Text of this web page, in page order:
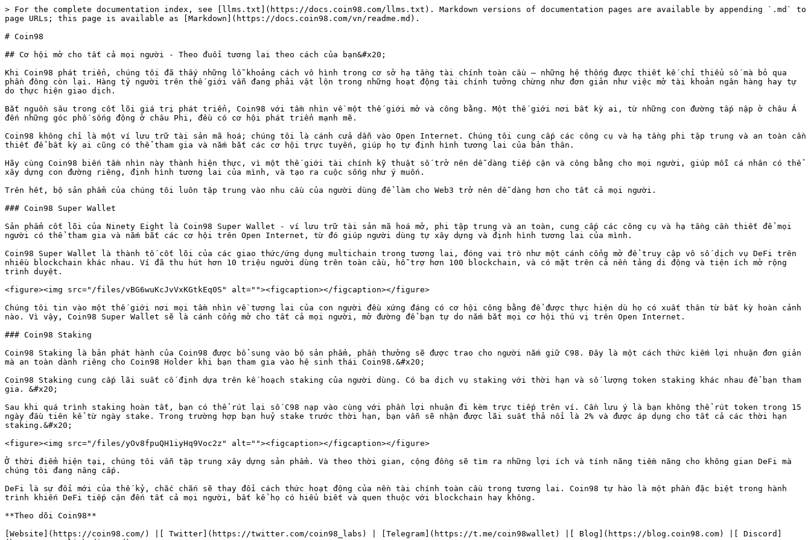
> For the complete documentation index, see [llms.txt](https://docs.coin98.com/llms.txt). Markdown versions of documentation pages are available by appending `.md` to
page URLs; this page is available as [Markdown](https://docs.coin98.com/vn/readme.md).
# Coin98
## Cơ hội mở cho tất cả mọi người - Theo đuổi tương lai theo cách của bạn&#x20;
Khi Coin98 phát triển, chúng tôi đã thấy những lỗ khoảng cách vô hình trong cơ sở hạ tầng tài chính toàn cầu – những hệ thống được thiết kế chỉ thiểu số mà bỏ qua
phần đông còn lại. Hàng tỷ người trên thế giới vẫn đang phải vật lộn trong những hoạt động tài chính tưởng chừng như đơn giản như việc mở tài khoản ngân hàng hay tự
do thực hiện giao dịch.
Bắt nguồn sâu trong cốt lõi giá trị phát triển, Coin98 với tầm nhìn về một thế giới mở và công bằng. Một thế giới nơi bất kỳ ai, từ những con đường tấp nập ở châu Á
đến những góc phố sống động ở châu Phi, đều có cơ hội phát triển mạnh mẽ.
Coin98 không chỉ là một ví lưu trữ tài sản mã hoá; chúng tôi là cánh cửa dẫn vào Open Internet. Chúng tôi cung cấp các công cụ và hạ tầng phi tập trung và an toàn cần
thiết để bất kỳ ai cũng có thể tham gia và nắm bắt các cơ hội trực tuyến, giúp họ tự định hình tương lai của bản thân.
Hãy cùng Coin98 biến tầm nhìn này thành hiện thực, vì một thế giới tài chính kỹ thuật số trở nên dễ dàng tiếp cận và công bằng cho mọi người, giúp mỗi cá nhân có thể
xây dựng con đường riêng, định hình tương lai của mình, và tạo ra cuộc sống như ý muốn.
Trên hết, bộ sản phẩm của chúng tôi luôn tập trung vào nhu cầu của người dùng để làm cho Web3 trở nên dễ dàng hơn cho tất cả mọi người.
### Coin98 Super Wallet
Sản phẩm cốt lõi của Ninety Eight là Coin98 Super Wallet - ví lưu trữ tài sản mã hoá mở, phi tập trung và an toàn, cung cấp các công cụ và hạ tầng cần thiết để mọi
người có thể tham gia và nắm bắt các cơ hội trên Open Internet, từ đó giúp người dùng tự xây dựng và định hình tương lai của mình.
Coin98 Super Wallet là thành tố cốt lõi của các giao thức/ứng dụng multichain trong tương lai, đóng vai trò như một cánh cổng mở để truy cập vô số dịch vụ DeFi trên
nhiều blockchain khác nhau. Ví đã thu hút hơn 10 triệu người dùng trên toàn cầu, hỗ trợ hơn 100 blockchain, và có mặt trên cả nền tảng di động và tiện ích mở rộng
trình duyệt.
<figure><img src="/files/vBG6wuKcJvVxKGtkEq0S" alt=""><figcaption></figcaption></figure>
Chúng tôi tin vào một thế giới nơi mọi tầm nhìn về tương lai của con người đều xứng đáng có cơ hội công bằng để được thực hiện dù họ có xuất thân từ bất kỳ hoàn cảnh
nào. Vì vậy, Coin98 Super Wallet sẽ là cánh cổng mở cho tất cả mọi người, mở đường để bạn tự do nắm bắt mọi cơ hội thú vị trên Open Internet.
### Coin98 Staking
Coin98 Staking là bản phát hành của Coin98 được bổ sung vào bộ sản phẩm, phần thưởng sẽ được trao cho người nắm giữ C98. Đây là một cách thức kiếm lợi nhuận đơn giản
mà an toàn dành riêng cho Coin98 Holder khi bạn tham gia vào hệ sinh thái Coin98.&#x20;
Coin98 Staking cung cấp lãi suất cố định dựa trên kế hoạch staking của người dùng. Có ba dịch vụ staking với thời hạn và số lượng token staking khác nhau để bạn tham
gia. &#x20;
Sau khi quá trình staking hoàn tất, bạn có thể rút lại số C98 nạp vào cùng với phần lợi nhuận đi kèm trực tiếp trên ví. Cần lưu ý là bạn không thể rút token trong 15
ngày đầu tiên kể từ ngày stake. Trong trường hợp bạn huỷ stake trước thời hạn, bạn vẫn sẽ nhận được lãi suất thả nổi là 2% và được áp dụng cho tất cả các thời hạn
staking.&#x20;
<figure><img src="/files/yOv8fpuQH1iyHq9Voc2z" alt=""><figcaption></figcaption></figure>
Ở thời điểm hiện tại, chúng tôi vẫn tập trung xây dựng sản phẩm. Và theo thời gian, cộng đồng sẽ tìm ra những lợi ích và tính năng tiềm năng cho không gian DeFi mà
chúng tôi đang nâng cấp.
DeFi là sự đổi mới của thế kỷ, chắc chắn sẽ thay đổi cách thức hoạt động của nền tài chính toàn cầu trong tương lai. Coin98 tự hào là một phần đặc biệt trong hành
trình khiến DeFi tiếp cận đến tất cả mọi người, bất kể họ có hiểu biết và quen thuộc với blockchain hay không.
**Theo dõi Coin98**
[Website](https://coin98.com/) |[ Twitter](https://twitter.com/coin98_labs) | [Telegram](https://t.me/coin98wallet) |[ Blog](https://blog.coin98.com) |[ Discord]